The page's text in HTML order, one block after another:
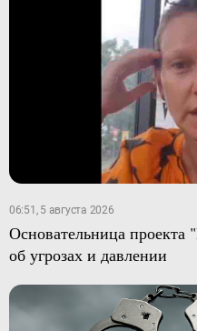
06:51, 5 августа 2026
Основательница проекта
об угрозах и давлении